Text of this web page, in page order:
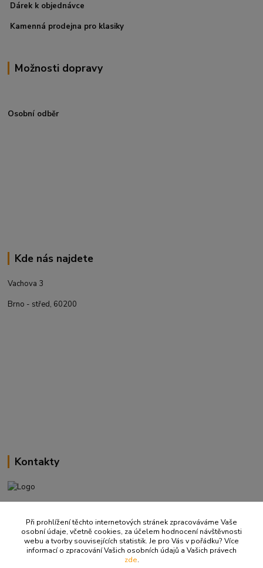
Dárek k objednávce
Kamenná prodejna pro klasiky
Možnosti dopravy
Osobní odběr
Kde nás najdete
Vachova 3
Brno - střed, 60200
Kontakty
(Po-Pá, 9-18 hod.)
info@ritualbrno-eshop.cz
Při prohlížení těchto internetových stránek zpracováváme Vaše
osobní údaje, včetně cookies, za účelem hodnocení návštěvnosti
webu a tvorby souvisejících statistik. Je pro Vás v pořádku? Více
informací o zpracování Vašich osobních údajů a Vašich právech
zde.